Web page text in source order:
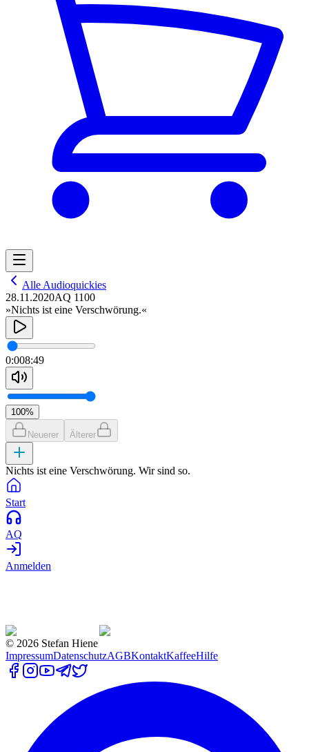
Alle Audioquickies
28.11.2020AQ 1100
»Nichts ist eine Verschwörung.«
0:008:49
100%
Neuerer Älterer
Nichts ist eine Verschwörung. Wir sind so.
Start
AQ
Anmelden
© 2026 Stefan Hiene
ImpressumDatenschutzAGBKontaktKaffeeHilfe